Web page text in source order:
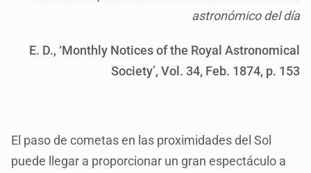
astronómico del día
E. D., ‘Monthly Notices of the Royal Astronomical
Society’, Vol. 34, Feb. 1874, p. 153
El paso de cometas en las proximidades del Sol
puede llegar a proporcionar un gran espectáculo a